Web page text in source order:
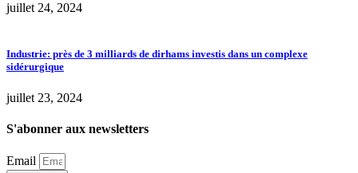
juillet 24, 2024
Industrie: près de 3 milliards de dirhams investis dans un complexe
sidérurgique
juillet 23, 2024
S'abonner aux newsletters
Email